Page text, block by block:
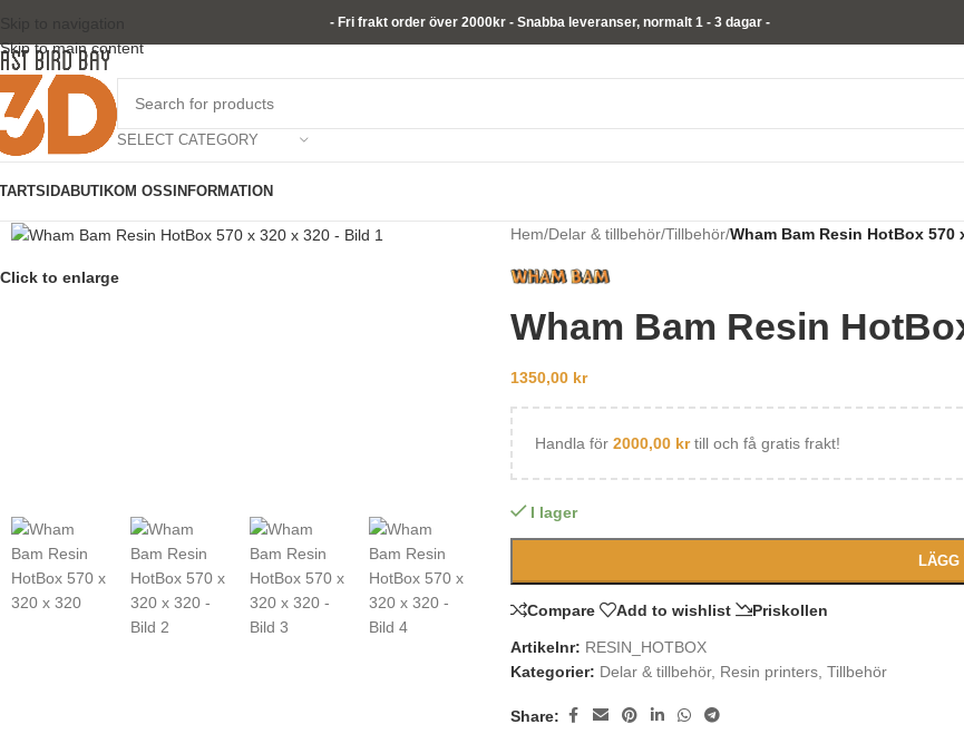
Skip to main content
- Fri frakt order över 2000kr - Snabba leveranser,normalt 1 - 3 dagar -
SELECT CATEGORY
BUTIKOM OSS INFORMATION
Click to enlarge
Hem/Delar & tillbehör/Tillbehör/Wham Bam Resin HotBox 570
Wham Bam Resin
1350,00 kr
Handla för 2000,00 krtill och få gratis frakt!
I lager
Compare Add to wishlist Priskollen
Artikelnr: RESIN_HOTBOX
Kategorier: Delar & tillbehör, Resin printers Tillbehör
Share: